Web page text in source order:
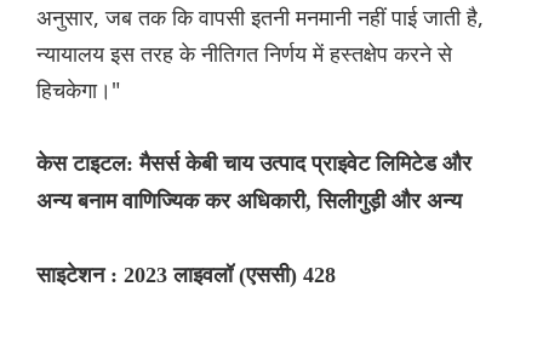
अनुसार, जब तक कि वापसी इतनी मनमानी नहीं पाई जाती है,
न्यायालय इस तरह के नीतिगत निर्णय में हस्तक्षेप करने से
हिचकेगा।"
केस टाइटल: मैसर्स केबी चाय उत्पाद प्राइवेट लिमिटेड और
अन्य बनाम वाणिज्यिक कर अधिकारी, सिलीगुड़ी और अन्य
साइटेशन : 2023 लाइवलॉ (एससी) 428